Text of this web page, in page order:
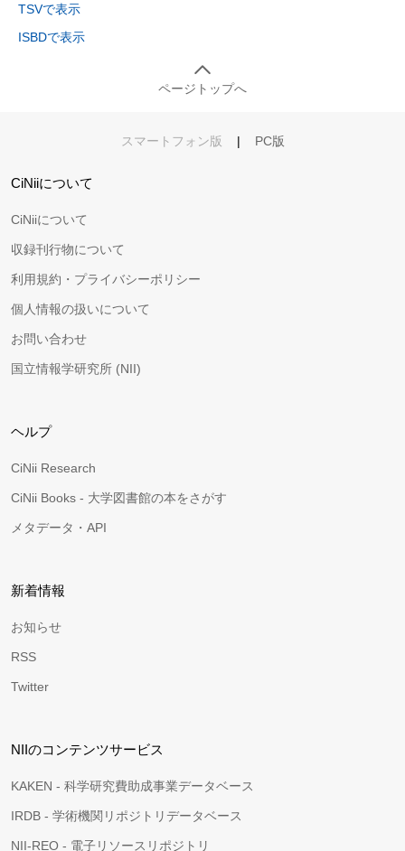
TSVで表示
ISBDで表示
ページトップへ
スマートフォン版 | PC版
CiNiiについて
CiNiiについて
収録刊行物について
利用規約・プライバシーポリシー
個人情報の扱いについて
お問い合わせ
国立情報学研究所 (NII)
ヘルプ
CiNii Research
CiNii Books - 大学図書館の本をさがす
メタデータ・API
新着情報
お知らせ
RSS
Twitter
NIIのコンテンツサービス
KAKEN - 科学研究費助成事業データベース
IRDB - 学術機関リポジトリデータベース
NII-REO - 電子リソースリポジトリ